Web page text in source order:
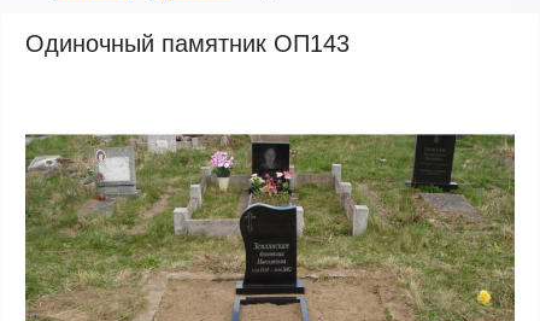
Одиночный памятник ОП143